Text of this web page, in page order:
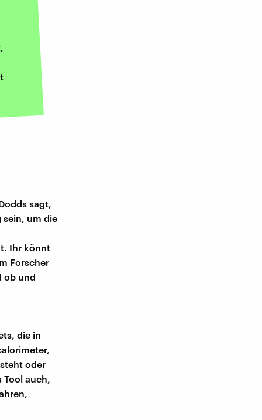
sagt,
sein, um die
Ihr könnt
Forscher
ob und
die in
oder
Tool auch,